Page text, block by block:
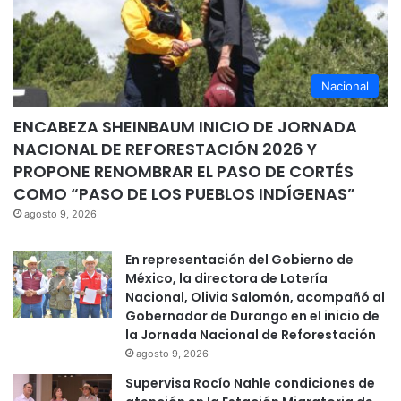
Nacional
ENCABEZA SHEINBAUM INICIO DE JORNADA
NACIONAL DE REFORESTACIÓN 2026 Y
PROPONE RENOMBRAR EL PASO DE CORTÉS
COMO “PASO DE LOS PUEBLOS INDÍGENAS”
agosto 9, 2026
En representación del Gobierno de
México, la directora de Lotería
Nacional, Olivia Salomón, acompañó al
Gobernador de Durango en el inicio de
la Jornada Nacional de Reforestación
agosto 9, 2026
Supervisa Rocío Nahle condiciones de